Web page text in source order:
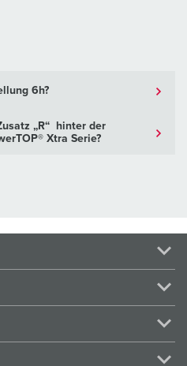
6h?
„R“ hinter der
Xtra Serie?